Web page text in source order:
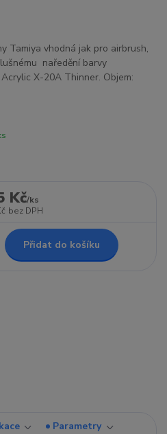
Tamiya vhodná jak pro airbrush,
naředění barvy
X-20A Thinner. Objem:
Kč/ks
bez DPH
Přidat do košíku
Parametry